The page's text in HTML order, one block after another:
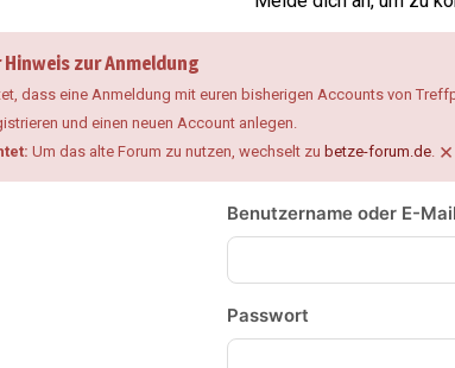
zur Anmeldung
dass eine Anmeldung mit euren bisherigen Accounts von
und einen neuen Account anlegen.
Um das alte Forum zu nutzen, wechselt zu betze-forum.de. ×
Benutzername oder E-Mail
Passwort